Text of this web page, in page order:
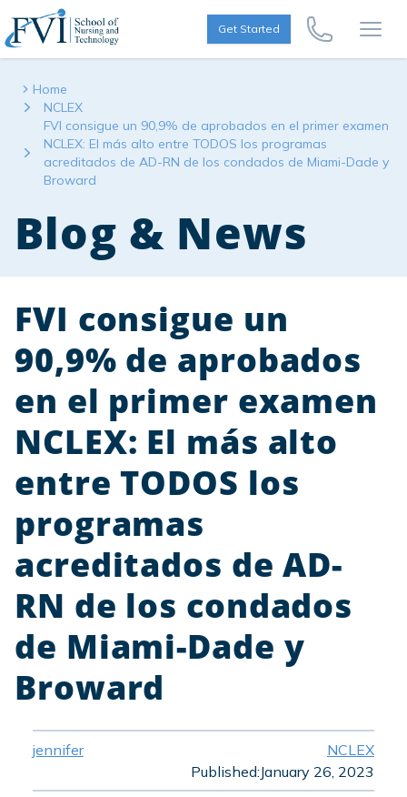
Skip to content
FVI School of Nursing
Get Started
Call Us Now
Home
NCLEX
FVI consigue un 90,9% de aprobados en el primer examen
NCLEX: El más alto entre TODOS los programas
acreditados de AD-RN de los condados de Miami-Dade y
Broward
Blog & News
FVI consigue un
90,9% de aprobados
en el primer examen
NCLEX: El más alto
entre TODOS los
programas
acreditados de AD-
RN de los condados
de Miami-Dade y
Broward
jennifer
NCLEX
Published:January 26, 2023